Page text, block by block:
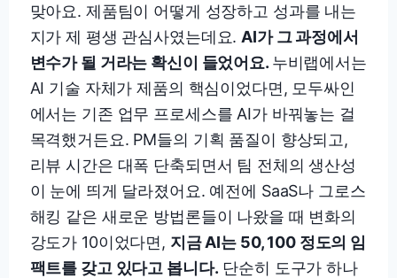
맞아요. 제품팀이 어떻게 성장하고 성과를 내는
지가 제 평생 관심사였는데요. AI가 그 과정에서
변수가 될 거라는 확신이 들었어요. 누비랩에서는
AI 기술 자체가 제품의 핵심이었다면, 모두싸인
에서는 기존 업무 프로세스를 AI가 바꿔놓는 걸
목격했거든요. PM들의 기획 품질이 향상되고,
리뷰 시간은 대폭 단축되면서 팀 전체의 생산성
이 눈에 띄게 달라졌어요. 예전에 SaaS나 그로스
해킹 같은 새로운 방법론들이 나왔을 때 변화의
강도가 10이었다면, 지금 AI는 50, 100 정도의 임
팩트를 갖고 있다고 봅니다. 단순히 도구가 하나